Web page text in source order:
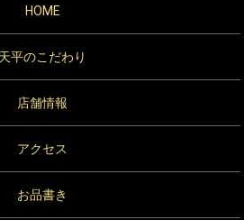
HOME
天平のこだわり
店舗情報
アクセス
お品書き